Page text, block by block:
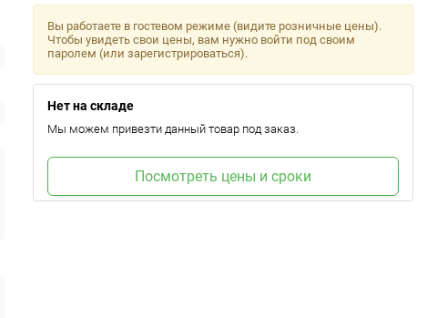
Вы работаете в гостевом режиме (видите розничные цены).
Чтобы увидеть свои цены, вам нужно войти под своим
паролем (или зарегистрироваться).
Нет на складе
Мы можем привезти данный товар под заказ.
Посмотреть цены и сроки